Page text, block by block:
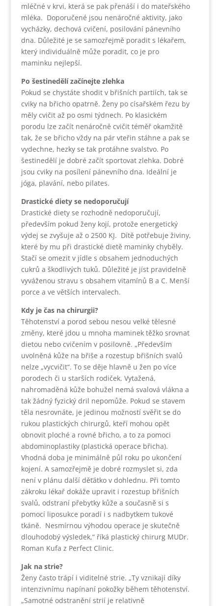
mléčné v krvi, která se pak přenáší i do mateřského
mléka. Doporučené jsou nenáročné aktivity, jako
vycházky, dechová cvičení, posilování pánevního
dna. Důležité je se samozřejmě poradit s lékařem,
který individuálně může poradit, co je pro
maminku nejlepší.
Po šestinedělí začínejte zlehka
Pokud se chystáte shodit v břišních partiích, tak se
cviky na břicho opatrně. Ženy po císařském řezu by
měly cvičit až po osmi týdnech. Po klasickém
porodu lze začít nenáročně cvičit téměř okamžitě
tak, že se břicho vždy na pár vteřin stáhne a pak se
vydechne, hezky se tak protáhne svalstvo. Po
šestinedělí je dobré začít sportovat zlehka. Dobré
jsou cviky na posílení pánevního dna. Ideální je
jóga, plavání, nebo pilates.
Drastické diety se nedoporučují
Drastické diety se rozhodně nedoporučují,
především pokud ženy kojí, protože energetický
výdej se zvyšuje až o 2500 KJ. Dítě potřebuje živiny,
které by mu při drastické dietě maminky chyběly.
Stačí se omezit v jídle s obsahem jednoduchých
cukrů a škodlivých tuků. Důležité je jíst pravidelně
vyváženou stravu s obsahem vitamínů B a C. Menší
porce a ve větších intervalech.
Kdy je čas na chirurgii?
Těhotenství a porod sebou nesou velké tělesné
změny, které jdou u mnoha maminek těžko srovnat
dietou nebo cvičením v posilovně. „Především
uvolněná kůže na břiše a rozestup břišních svalů
nelze „vycvičit“. To se děje hlavně u žen po více
porodech či u starších rodiček. Vytažená,
nahromaděná kůže bohužel nemá svalová vlákna a
tak žádný fyzický dril nepomůže. Pokud se stavem
těla nesrovnáte, je jedinou možností svěřit se do
rukou plastických chirurgů, kteří mohou opět
obnovit ploché a rovné břicho, a to za pomoci
abdominoplastiky (plastická operace břicha).
Vhodná doba je minimálně půl roku po ukončení
kojení. A samozřejmě je dobré rozmyslet si, zda
není v plánu další děťátko v dohlednu. Při tomto
zákroku lékař dokáže upravit i rozestup břišních
svalů, odstraní přebytky kůže a současně si s
pomocí liposukce poradí i s nadbytkem tukové
tkáně. Nesmírnou výhodou operace je skutečně
dlouhodobý výsledek,“ říká plastický chirurg MUDr.
Roman Kufa z Perfect Clinic.
Jak na strie?
Ženy často trápí i viditelné strie. „Ty vznikají díky
intenzivnímu napínaní pokožky během těhotenství.
„Samotné odstranění strií je relativně